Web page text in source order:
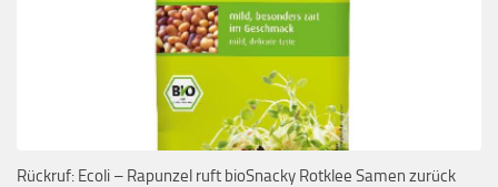
Rückruf: Ecoli – Rapunzel ruft bioSnacky Rotklee Samen zurück